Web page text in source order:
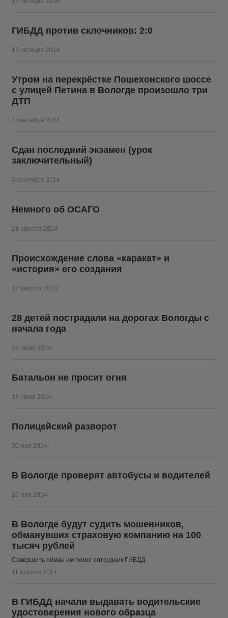
ГИБДД против склочников: 2:0
13 октября 2014
Утром на перекрёстке Пошехонского шоссе
с улицей Петина в Вологде произошло три
ДТП
4 сентября 2014
Сдан последний экзамен (урок
заключительный)
3 сентября 2014
Немного об ОСАГО
28 августа 2014
Происхождение слова «каракат» и
«история» его создания
12 августа 2014
28 детей пострадали на дорогах Вологды с
начала года
26 июня 2014
Батальон не просит огня
18 июня 2014
Полицейский разворот
30 мая 2014
В Вологде проверят автобусы и водителей
16 мая 2014
В Вологде будут судить мошенников,
обманувших страховую компанию на 100
тысяч рублей
Совершить обман им помог сотрудник ГИБДД.
11 апреля 2014
В ГИБДД начали выдавать водительские
удостоверения нового образца